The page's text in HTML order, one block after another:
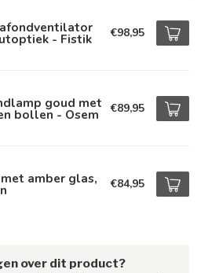
- Fistik €98,95
goud met
bollen - Osem €89,95
amber glas, €84,95
over dit product?